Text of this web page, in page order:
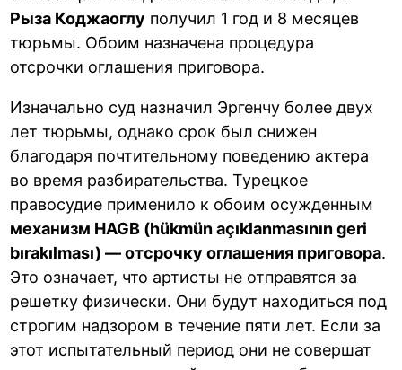
Рыза Коджаоглу получил 1 год и 8 месяцев
тюрьмы. Обоим назначена процедура
отсрочки оглашения приговора.
Изначально суд назначил Эргенчу более двух
лет тюрьмы, однако срок был снижен
благодаря почтительному поведению актера
во время разбирательства. Турецкое
правосудие применило к обоим осужденным
механизм HAGB (hükmün açıklanmasının geri
bırakılması) — отсрочку оглашения приговора.
Это означает, что артисты не отправятся за
решетку физически. Они будут находиться под
строгим надзором в течение пяти лет. Если за
этот испытательный период они не совершат